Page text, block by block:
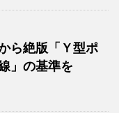
ら絶版「Ｙ型ポ
」の基準を